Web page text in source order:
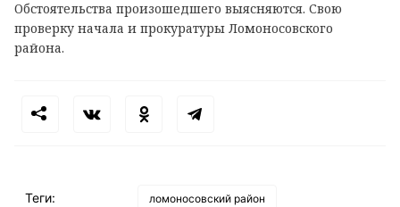
Обстоятельства произошедшего выясняются. Свою
проверку начала и прокуратуры Ломоносовского
района.
Теги: ломоносовский район